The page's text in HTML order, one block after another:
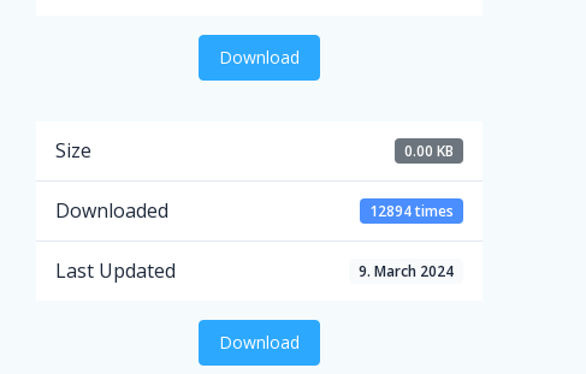
Download
Size 0.00 KB
Downloaded 12894 times
Last Updated 9. March 2024
Download